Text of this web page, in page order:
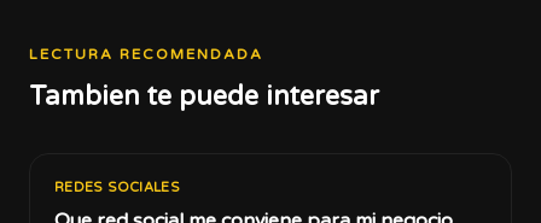
LECTURA RECOMENDADA
Tambien te puede interesar
REDES SOCIALES